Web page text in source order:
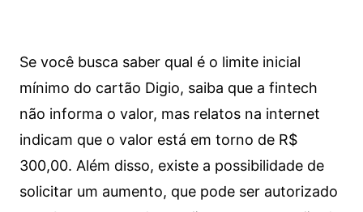
Se você busca saber qual é o limite inicial
mínimo do cartão Digio, saiba que a fintech
não informa o valor, mas relatos na internet
indicam que o valor está em torno de R$
300,00. Além disso, existe a possibilidade de
solicitar um aumento, que pode ser autorizado